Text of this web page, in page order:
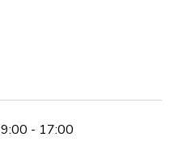
9:00 - 17:00